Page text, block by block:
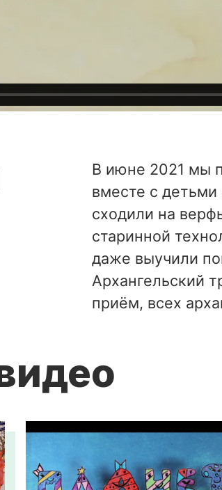
В июне 2021 мы
вместе с
сходили на
старинной
даже выучили
Архангельский
приём, всех